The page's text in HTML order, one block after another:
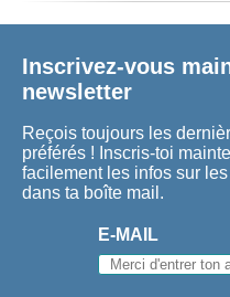
Inscrivez-vous
newsletter
Reçois toujours les
préférés ! Inscris-toi
facilement les infos sur
dans ta boîte mail.
E-MAIL